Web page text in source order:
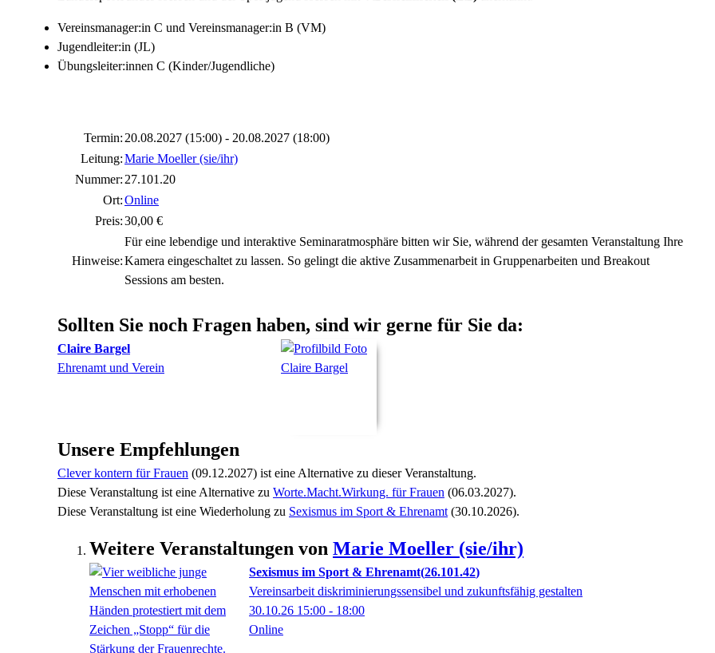
Vereinsmanager:in C und Vereinsmanager:in B (VM)
Jugendleiter:in (JL)
Übungsleiter:innen C (Kinder/Jugendliche)
Termin: 20.08.2027 (15:00) - 20.08.2027 (18:00)
Leitung:Marie Moeller (sie/ihr)
Nummer: 27.101.20
Ort:Online
Preis:30,00 €
Hinweise:
Für eine lebendige und interaktive Seminaratmosphäre bitten wir Sie, während der gesamten Veranstaltung Ihre
Kamera eingeschaltet zu lassen. So gelingt die aktive Zusammenarbeit in Gruppenarbeiten und Breakout
Sessions am besten.
Sollten Sie noch Fragen haben, sind wir gerne für Sie da:
Claire Bargel
Ehrenamt und Verein
Unsere Empfehlungen
Clever kontern für Frauen (09.12.2027) ist eine Alternative zu dieser Veranstaltung.
Diese Veranstaltung ist eine Alternative zu Worte.Macht.Wirkung. für Frauen (06.03.2027).
Diese Veranstaltung ist eine Wiederholung zu Sexismus im Sport & Ehrenamt (30.10.2026).
Weitere Veranstaltungen von Marie Moeller (sie/ihr)
Sexismus im Sport & Ehrenamt 26.101.42
Vereinsarbeit diskriminierungssensibel und zukunftsfähig gestalten
30.10.26 15:00 - 18:00
Online